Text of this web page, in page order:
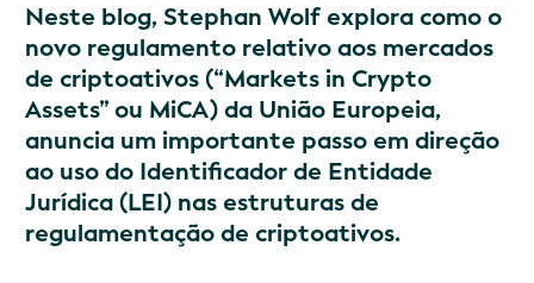
Neste blog, Stephan Wolf explora como o
novo regulamento relativo aos mercados
de criptoativos (“Markets in Crypto
Assets” ou MiCA) da União Europeia,
anuncia um importante passo em direção
ao uso do Identificador de Entidade
Jurídica (LEI) nas estruturas de
regulamentação de criptoativos.